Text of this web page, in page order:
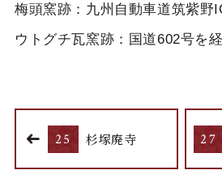
梅頭窯跡：九州自動車道筑紫野
ウトグチ瓦窯跡：国道602号を
25 杉塚廃寺 27